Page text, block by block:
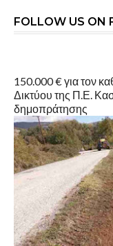
FOLLOW US ON
150.000 € για τον
Δικτύου της Π.Ε.
δημοπράτησης